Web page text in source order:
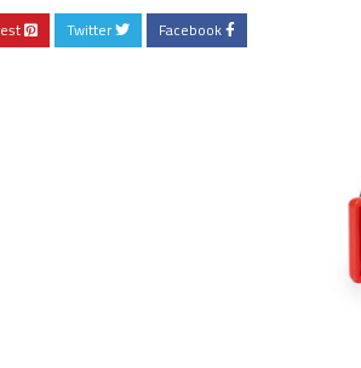
Facebook
Twitter